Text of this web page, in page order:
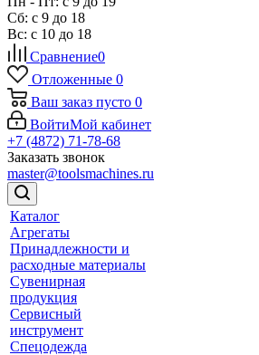
Сб: с 9 до 18
Вс: с 10 до 18
Сравнение0
Отложенные 0
Ваш заказ пусто 0
ВойтиМой кабинет
+7 (4872) 71-78-68
Заказать звонок
master@toolsmachines.ru
Каталог
Агрегаты
Принадлежности и
расходные материалы
Сувенирная
продукция
Сервисный
инструмент
Спецодежда